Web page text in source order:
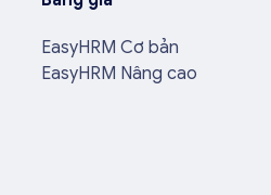
EasyHRM Cơ bản
EasyHRM Nâng cao